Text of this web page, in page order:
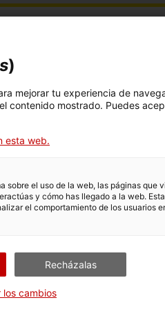
europea en la
desafíos del papel de
en Somalia
el mundo humanitario
trabaja
y ha publicado
su tarea
los problemas,
en el continente
)
mejorar tu experiencia de
contenido mostrado. Puedes
esta web.
sobre el uso de la web, las páginas que
y cómo has llegado a la web. Esta
el comportamiento de los usuarios
Recházalas
los cambios